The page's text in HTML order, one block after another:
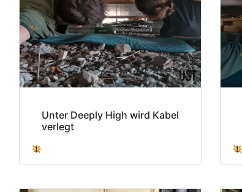
Unter Deeply High wird Kabel
verlegt